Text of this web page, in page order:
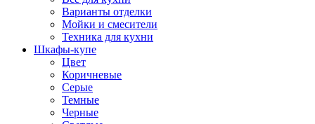
Варианты отделки
Мойки и смесители
Техника для кухни
Шкафы-купе
Цвет
Коричневые
Серые
Темные
Черные